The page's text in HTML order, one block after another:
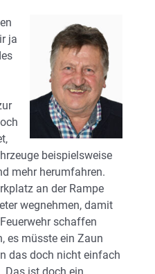
ja
beispielsweise
mehr herumfahren.
an der Rampe
wegnehmen, damit
schaffen
es müsste ein Zaun
das doch nicht einfach